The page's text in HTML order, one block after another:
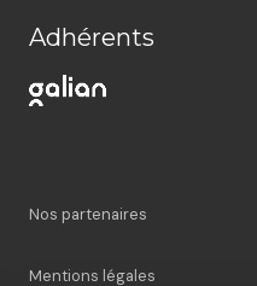
Adhérents
Nos partenaires
Mentions légales